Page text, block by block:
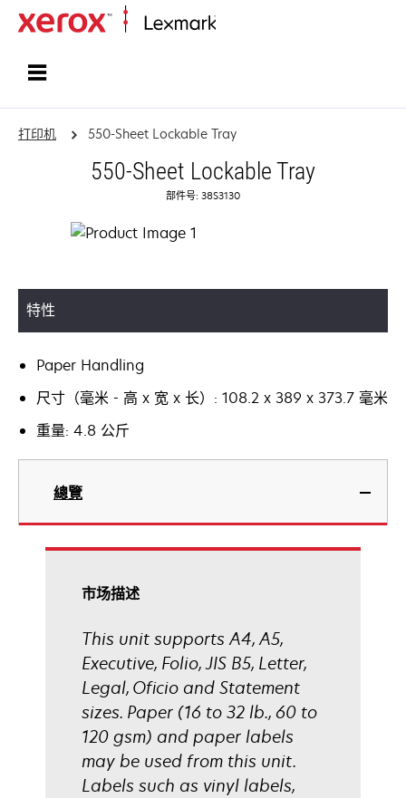
打印机 550-Sheet Lockable Tray
550-Sheet Lockable Tray
部件号: 38S3130
特性
Paper Handling
尺寸（毫米 - 高 x 宽 x 长）: 108.2 x 389 x 373.7 毫米
重量: 4.8 公斤
總覽
市场描述
This unit supports A4, A5,
Executive, Folio, JIS B5, Letter,
Legal, Oficio and Statement
sizes. Paper (16 to 32 lb., 60 to
120 gsm) and paper labels
may be used from this unit.
Labels such as vinyl labels,